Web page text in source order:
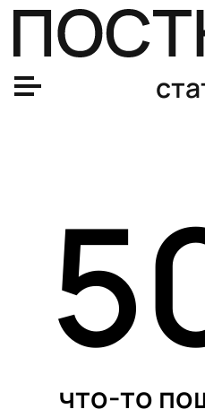
что-то